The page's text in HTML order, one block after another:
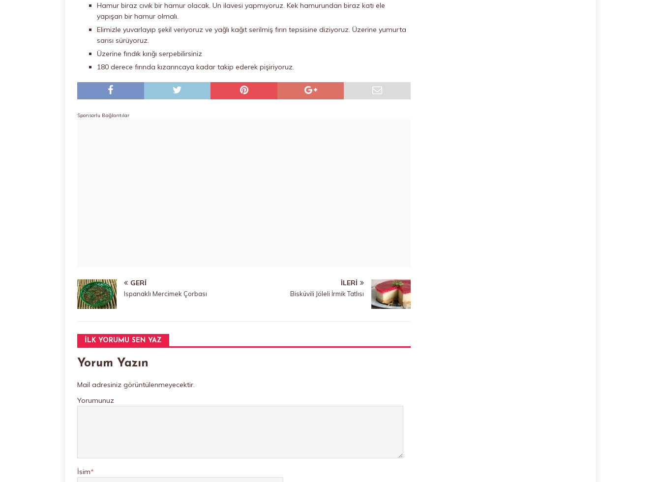
Hamur biraz cıvık bir hamur olacak. Un ilavesi yapmıyoruz. Kek hamurundan biraz katı ele
yapışan bir hamur olmalı.
Elimizle yuvarlayıp şekil veriyoruz ve yağlı kağıt serilmiş fırın tepsisine diziyoruz. Üzerine yumurta
sarısı sürüyoruz.
Üzerine fındık kırığı serpebilirsiniz
180 derece fırında kızarıncaya kadar takip ederek pişiriyoruz.
Sponsorlu Bağlantılar
GERI
Ispanaklı Mercimek Çorbası
İLERI
Bisküvili Jöleli İrmik Tatlısı
İLK YORUMU SEN YAZ
Yorum Yazın
Mail adresiniz görüntülenmeyecektir.
Yorumunuz
İsim*